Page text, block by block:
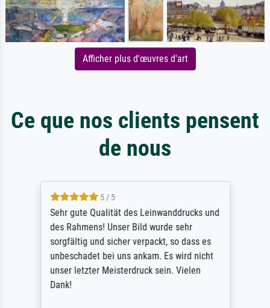
Afficher plus d'œuvres d'art
Ce que nos clients pensent
de nous
5 / 5
Sehr gute Qualität des Leinwanddrucks und
des Rahmens! Unser Bild wurde sehr
sorgfältig und sicher verpackt, so dass es
unbeschadet bei uns ankam. Es wird nicht
unser letzter Meisterdruck sein. Vielen
Dank!